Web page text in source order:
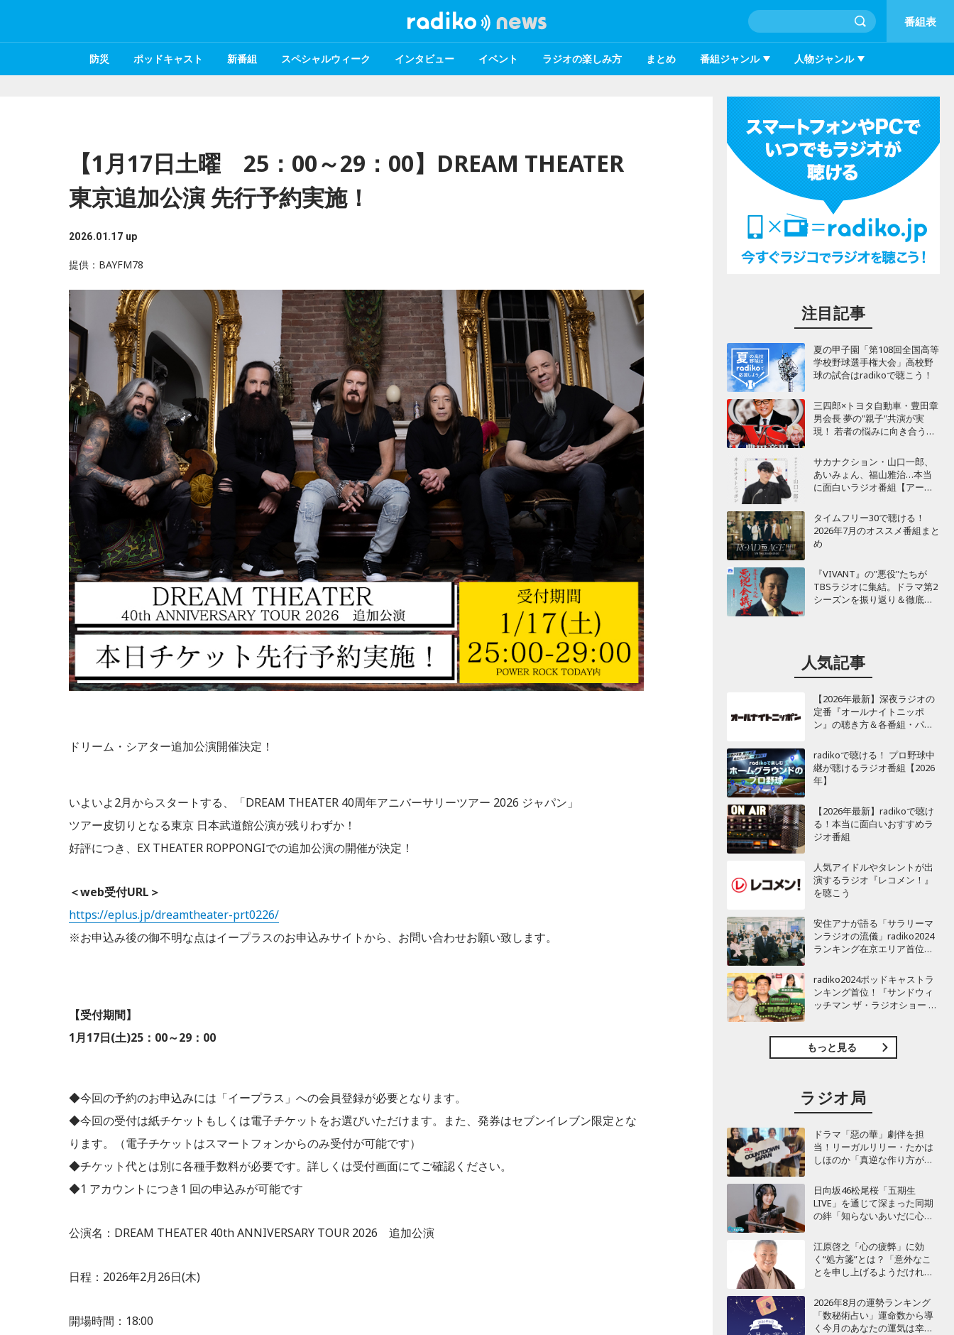
番組表
防災 ポッドキャスト 新番組 スペシャルウィーク インタビュー イベント ラジオの楽しみ方 まとめ 番組ジャンル 人物ジャンル
【1月17日土曜 25：00～29：00】DREAM THEATER
東京追加公演 先行予約実施！
2026.01.17 up
提供：BAYFM78
ドリーム・シアター追加公演開催決定！
いよいよ2月からスタートする、「DREAM THEATER 40周年アニバーサリーツアー 2026 ジャパン」
ツアー皮切りとなる東京 日本武道館公演が残りわずか！
好評につき、EX THEATER ROPPONGIでの追加公演の開催が決定！
＜web受付URL＞
https://eplus.jp/dreamtheater-prt0226/
※お申込み後の御不明な点はイープラスのお申込みサイトから、お問い合わせお願い致します。
【受付期間】
1月17日(土)25：00～29：00
◆今回の予約のお申込みには「イープラス」への会員登録が必要となります。
◆今回の受付は紙チケットもしくは電子チケットをお選びいただけます。また、発券はセブンイレブン限定とな
ります。（電子チケットはスマートフォンからのみ受付が可能です）
◆チケット代とは別に各種手数料が必要です。詳しくは受付画面にてご確認ください。
◆1 アカウントにつき1 回の申込みが可能です
公演名：DREAM THEATER 40th ANNIVERSARY TOUR 2026 追加公演
日程：2026年2月26日(木)
開場時間：18:00
注目記事
夏の甲子園「第108回全国高等
学校野球選手権大会」高校野
球の試合はradikoで聴こう！
三四郎×トヨタ自動車・豊田章
男会長 夢の"親子"共演が実
現！ 若者の悩みに向き合うポ
サカナクション・山口一郎、
あいみょん、福山雅治…本当
に面白いラジオ番組【アーテ
タイムフリー30で聴ける！
2026年7月のオススメ番組まと
め
『VIVANT』の"悪役"たちが
TBSラジオに集結。ドラマ第2
シーズンを振り返り＆徹底考
人気記事
【2026年最新】深夜ラジオの
定番『オールナイトニッポ
ン』の聴き方＆各番組・パー
radikoで聴ける！ プロ野球中
継が聴けるラジオ番組【2026
年】
【2026年最新】radikoで聴け
る！本当に面白いおすすめラ
ジオ番組
人気アイドルやタレントが出
演するラジオ『レコメン！』
を聴こう
安住アナが語る「サラリーマ
ンラジオの流儀」radiko2024
ランキング在京エリア首位
曜天国』インタビュー
radiko2024ポッドキャストラ
ンキング首位！『サンドウィ
ッチマン ザ・ラジオショー サ
もっと見る
ラジオ局
ドラマ「惡の華」劇伴を担
当！リーガルリリー・たかは
しほのか「真逆な作り方が面
ー」制作秘話も
日向坂46松尾桜「五期生
LIVE」を通じて深まった同期
の絆「知らないあいだに心の
江原啓之「心の疲弊」に効
く“処方箋”とは？「意外なこ
とを申し上げるようだけれ
2026年8月の運勢ランキング
「数秘術占い」運命数から導
く今月のあなたの運気は幸運